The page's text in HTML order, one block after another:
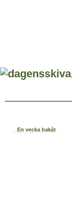
En vecka bakåt